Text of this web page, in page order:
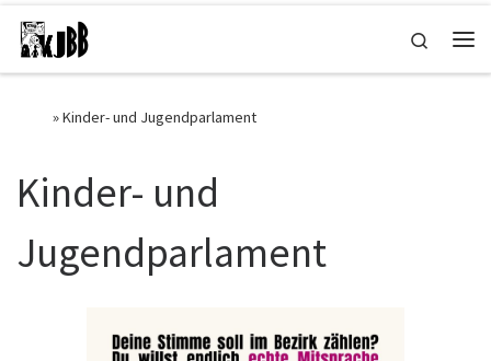
Zum Inhalt springen Search
»Kinder- und Jugendparlament
Kinder- und
Jugendparlament